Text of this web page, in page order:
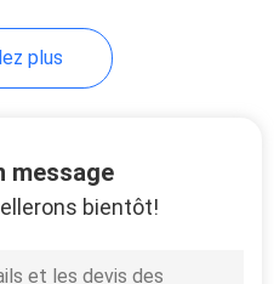
en
plus
message
bientôt!